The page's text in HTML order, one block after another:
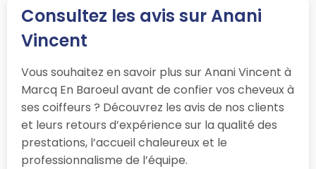
Consultez les avis sur Anani
Vincent
Vous souhaitez en savoir plus sur Anani Vincent à
Marcq En Baroeul avant de confier vos cheveux à
ses coiffeurs ? Découvrez les avis de nos clients
et leurs retours d’expérience sur la qualité des
prestations, l’accueil chaleureux et le
professionnalisme de l’équipe.